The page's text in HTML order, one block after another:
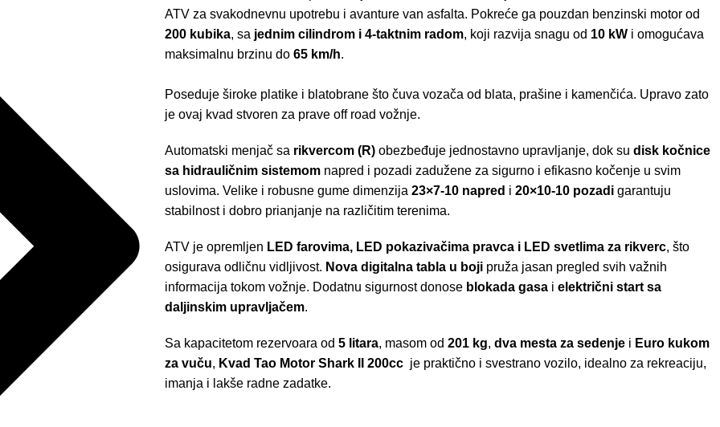
ATV za svakodnevnu upotrebu i avanture van asfalta. Pokreće ga pouzdan benzinski motor od
200 kubika, sa jednim cilindrom i 4-taktnim radom, koji razvija snagu od 10 kW i omogućava
maksimalnu brzinu do65 km/h.
Poseduje široke platike i blatobrane što čuva vozača od blata, prašine i kamenčića. Upravo zato
je ovaj kvad stvoren za prave off road vožnje.
Automatski menjač sa rikvercom (R) obezbeđuje jednostavno upravljanje, dok sudisk kočnice
sa hidrauličnim sistemom napred i pozadi zadužene za sigurno i efikasno kočenje u svim
uslovima. Velike i robusne gume dimenzija23×7-10 napred i20×10-10 pozadi garantuju
stabilnost i dobro prianjanje na različitim terenima.
ATV je opremljen LED farovima, LED pokazivačima pravca i LED svetlima za rikverc, što
osigurava odličnu vidljivost. Nova digitalna tabla u boji pruža jasan pregled svih važnih
informacija tokom vožnje. Dodatnu sigurnost donose blokada gasa ielektrični start sa
daljinskim upravljačem.
Sa kapacitetom rezervoara od5 litara, masom od201 kg,dva mesta za sedenje i Euro kukom
za vuču, Kvad Tao Motor Shark II 200cc je praktično i svestrano vozilo, idealno za rekreaciju,
imanja i lakše radne zadatke.